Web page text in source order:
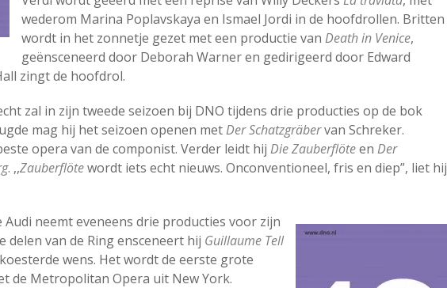
wederom Marina Poplavskaya en Ismael Jordi in de hoofdrollen. Britten
wordt in het zonnetje gezet met een productie van Death in Venice,
geënsceneerd door Deborah Warner en gedirigeerd door Edward
zingt de hoofdrol.
zal in zijn tweede seizoen bij DNO tijdens drie producties op de bok
mag hij het seizoen openen metDer Schatzgräbervan Schreker.
opera van de componist. Verder leidt hij Die Zauberflöteen Der
. ,,Zauberflötewordt iets echt nieuws. Onconventioneel, fris en diep”, liet hij
neemt eveneens drie producties voor zijn
delen van de Ring ensceneert hij Guillaume Tell
wens. Het wordt de eerste grote
de Metropolitan Opera uit New York.